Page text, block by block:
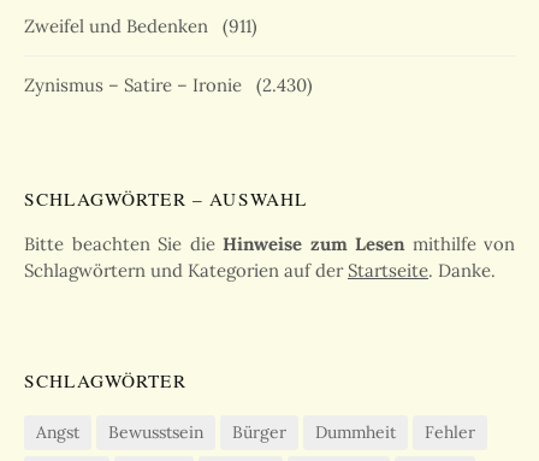
Zweifel und Bedenken (911)
Zynismus – Satire – Ironie (2.430)
SCHLAGWÖRTER – AUSWAHL
Bitte beachten Sie dieHinweise zum Lesenmithilfe von
Schlagwörtern und Kategorien auf der Startseite. Danke.
SCHLAGWÖRTER
Angst Bewusstsein Bürger Dummheit
Fehler